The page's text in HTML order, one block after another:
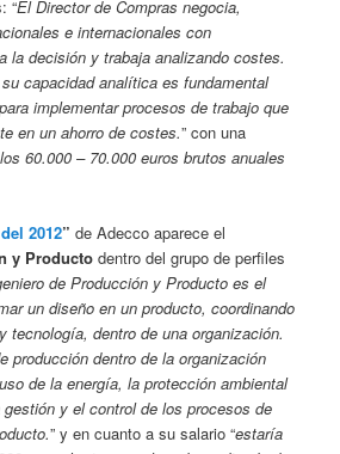
“El Director de Compras negocia,
e internacionales con
la decisión y trabaja analizando costes.
capacidad analítica es fundamental
implementar procesos de trabajo que
en un ahorro de costes.” con una
60.000 – 70.000 euros brutos anuales
2012” de Adecco aparece el
y Producto dentro del grupo de perfiles
de Producción y Producto es el
un diseño en un producto, coordinando
tecnología, dentro de una organización.
producción dentro de la organización
de la energía, la protección ambiental
y el control de los procesos de
” y en cuanto a su salario “estaría